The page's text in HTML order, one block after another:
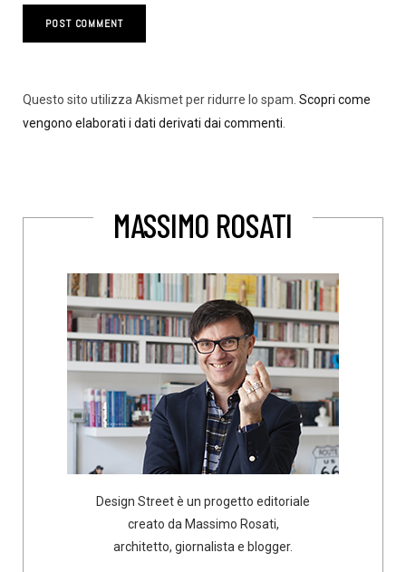
Questo sito utilizza Akismet per ridurre lo spam. Scopri come
vengono elaborati i dati derivati dai commenti
MASSIMO ROSATI
Design Street è un progetto editoriale
creato da Massimo Rosati,
architetto, giornalista e blogger.